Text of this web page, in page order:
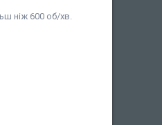
ніж 600 об/хв.